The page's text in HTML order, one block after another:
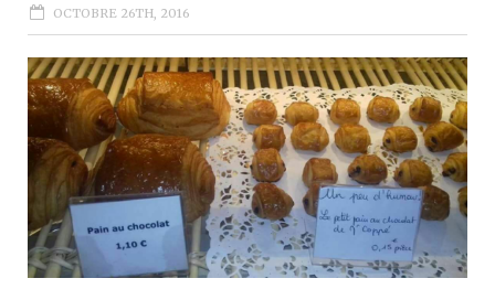
OCTOBRE 26TH, 2016